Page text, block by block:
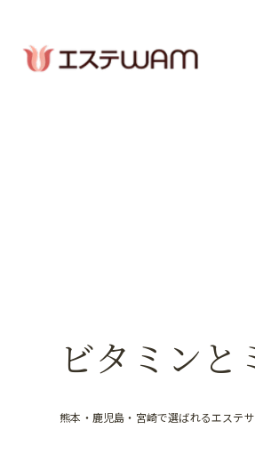
ビタミンと
熊本・鹿児島・宮崎で選ばれるエステ